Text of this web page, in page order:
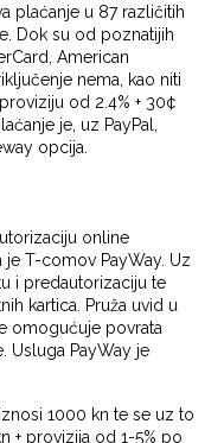
plaćanje u 87 različitih
Dok su od poznatijih
American
nema, kao niti
od 2.4% + 30¢
je, uz PayPal,
opcija.
online
T-comov PayWay. Uz
i predautorizaciju te
kartica. Pruža uvid u
omogućuje povrata
Usluga PayWay je
1000 kn te se uz to
+ provizija od 1-5% po